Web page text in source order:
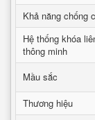
Khả năng chống
Hệ thống khóa
thông minh
Mầu sắc
Thương hiệu